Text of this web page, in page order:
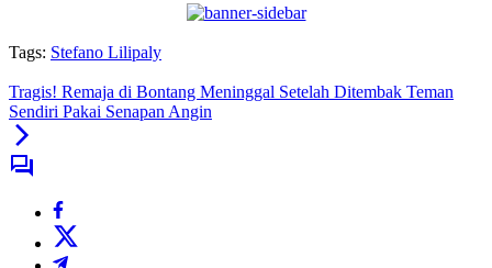
Tags: Stefano Lilipaly
Tragis! Remaja di Bontang Meninggal Setelah Ditembak Teman
Sendiri Pakai Senapan Angin